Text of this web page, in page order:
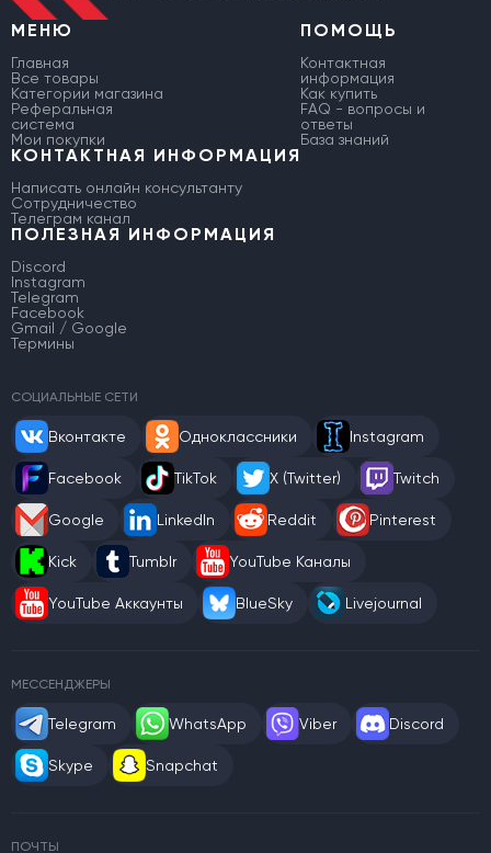
МЕНЮ
Главная
Все товары
Категории магазина
Реферальная
система
Мои покупки
ПОМОЩЬ
Контактная
информация
Как купить
FAQ - вопросы и
ответы
База знаний
КОНТАКТНАЯ ИНФОРМАЦИЯ
Написать онлайн консультанту
Сотрудничество
Телеграм канал
ПОЛЕЗНАЯ ИНФОРМАЦИЯ
Discord
Instagram
Telegram
Facebook
Gmail / Google
Термины
СОЦИАЛЬНЫЕ СЕТИ
Вконтакте Одноклассники Instagram
Facebook TikTok X (Twitter) Twitch
Google LinkedIn Reddit Pinterest
Kick Tumblr YouTube Каналы
YouTube Аккаунты BlueSky Livejournal
МЕССЕНДЖЕРЫ
Telegram WhatsApp Viber Discord
Skype Snapchat
ПОЧТЫ